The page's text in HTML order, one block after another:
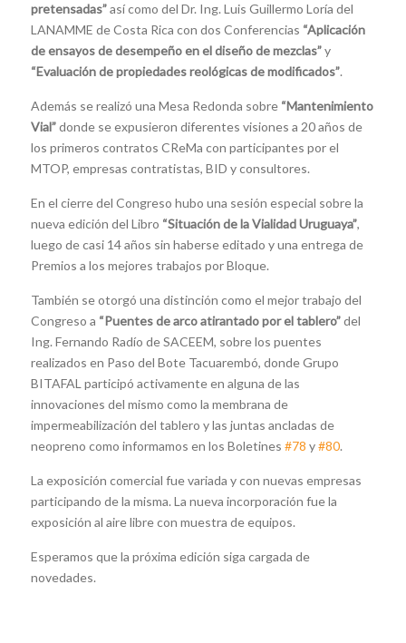
pretensadas”así como del Dr. Ing. Luis Guillermo Loría del
LANAMME de Costa Rica con dos Conferencias “Aplicación
de ensayos de desempeño en el diseño de mezclas”y
“Evaluación de propiedades reológicas de modificados”.
Además se realizó una Mesa Redonda sobre “Mantenimiento
Vial”donde se expusieron diferentes visiones a 20 años de
los primeros contratos CReMa con participantes por el
MTOP, empresas contratistas, BID y consultores.
En el cierre del Congreso hubo una sesión especial sobre la
nueva edición del Libro “Situación de la Vialidad Uruguaya”,
luego de casi 14 años sin haberse editado y una entrega de
Premios a los mejores trabajos por Bloque.
También se otorgó una distinción como el mejor trabajo del
Congreso a “Puentes de arco atirantado por el tablero”del
Ing. Fernando Radío de SACEEM, sobre los puentes
realizados en Paso del Bote Tacuarembó, donde Grupo
BITAFAL participó activamente en alguna de las
innovaciones del mismo como la membrana de
impermeabilización del tablero y las juntas ancladas de
neopreno como informamos en los Boletines#78 y#80.
La exposición comercial fue variada y con nuevas empresas
participando de la misma. La nueva incorporación fue la
exposición al aire libre con muestra de equipos.
Esperamos que la próxima edición siga cargada de
novedades.